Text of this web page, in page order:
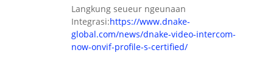
Langkung seueur ngeunaan
Integrasi:https://www.dnake-
global.com/news/dnake-video-intercom-
now-onvif-profile-s-certified/